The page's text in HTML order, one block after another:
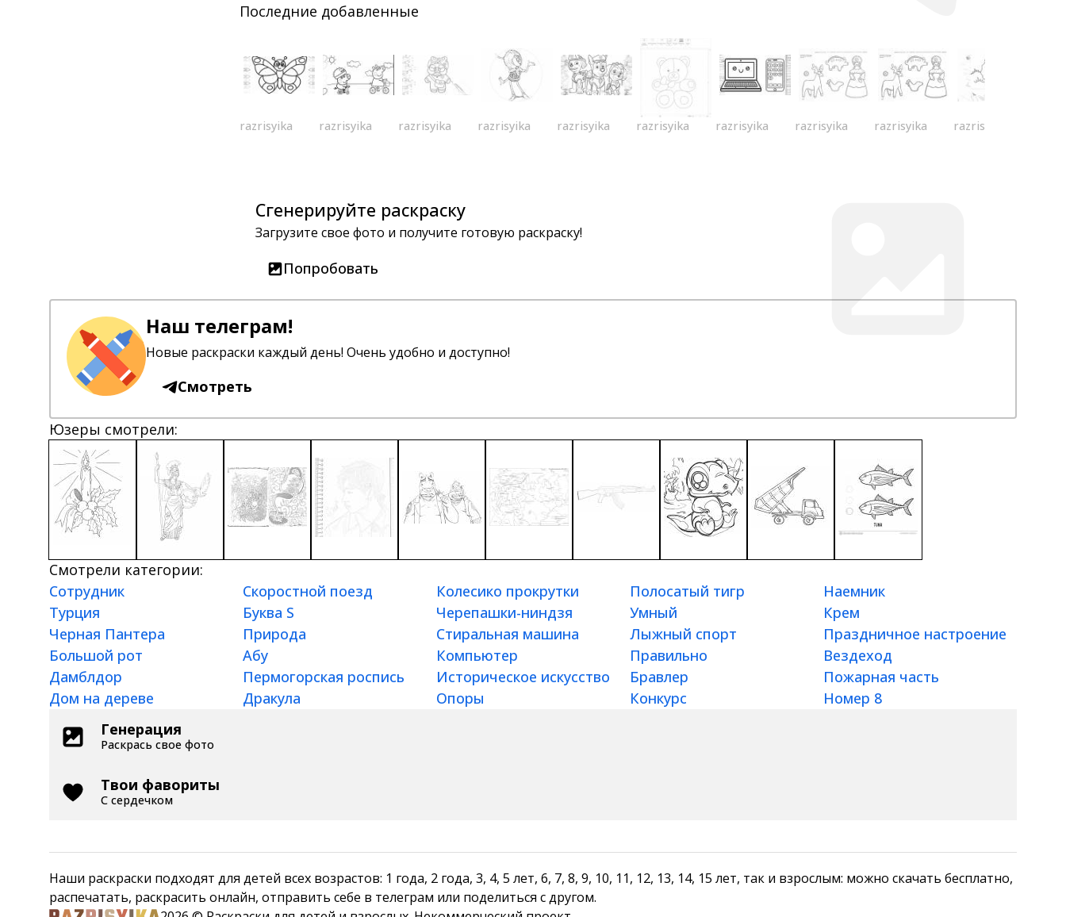
Последние добавленные
razrisyika razrisyika razrisyika razrisyika razrisyika razrisyika razrisyika razrisyika razrisyika razrisyika
Сгенерируйте раскраску
Загрузите свое фото и получите готовую раскраску!
Попробовать
Наш телеграм!
Новые раскраски каждый день! Очень удобно и доступно!
Смотреть
Юзеры смотрели:
Смотрели категории:
Сотрудник
Скоростной поезд Колесико прокрутки Полосатый тигр
Наемник
Турция
Буква S Черепашки-ниндзя Умный
Крем
Черная Пантера
Природа Стиральная машина Лыжный спорт
Праздничное настроение
Большой рот
Абу Компьютер Правильно
Вездеход
Дамблдор
Пермогорская роспись Историческое искусство Бравлер
Пожарная часть
Дом на дереве
Дракула Опоры Конкурс
Номер 8
Генерация
Раскрась свое фото
Твои фавориты
С сердечком
Наши раскраски подходят для детей всех возрастов: 1 года, 2 года, 3, 4, 5 лет, 6, 7, 8, 9, 10, 11, 12, 13, 14, 15 лет, так и взрослым: можно скачать бесплатно,
распечатать, раскрасить онлайн, отправить себе в телеграм или поделиться с другом.